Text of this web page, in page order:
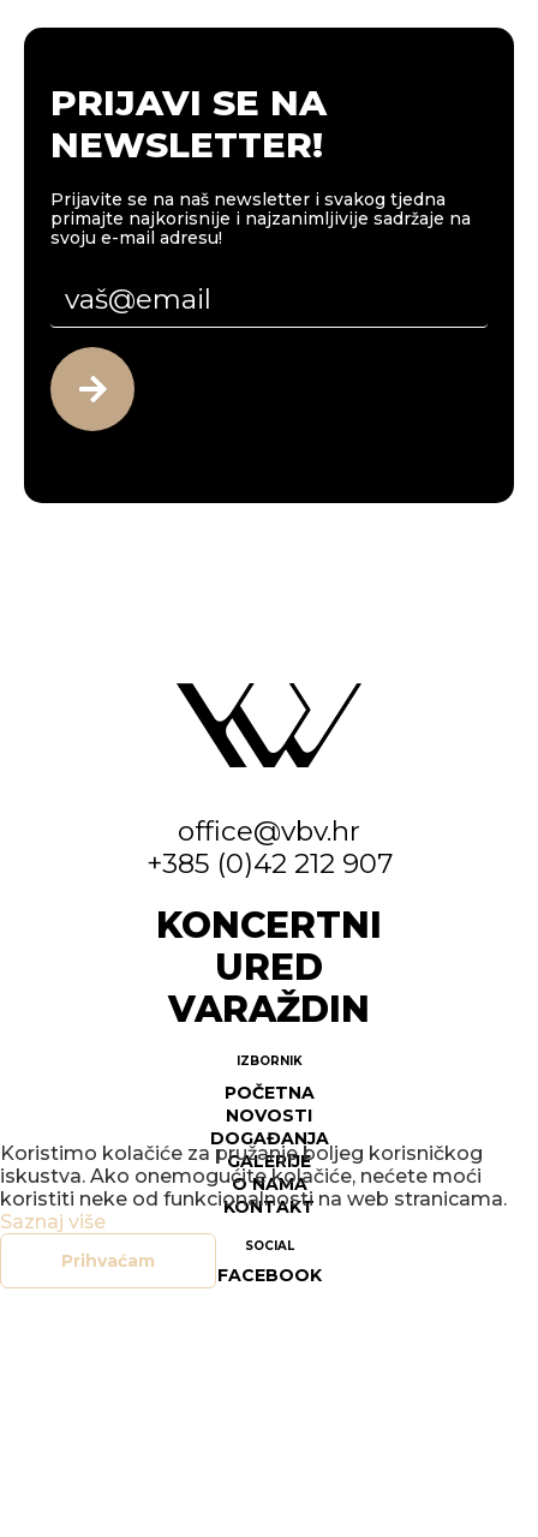
PRIJAVI SE NA
NEWSLETTER!
Prijavite se na naš newsletter i svakog tjedna
primajte najkorisnije i najzanimljivije sadržaje na
svoju e-mail adresu!
office@vbv.hr
+385 (0)42 212 907
KONCERTNI
URED
VARAŽDIN
IZBORNIK
POČETNA
NOVOSTI
DOGAĐANJA
GALERIJE
O NAMA
KONTAKT
SOCIAL
FACEBOOK
Koristimo kolačiće za pružanje boljeg korisničkog
iskustva. Ako onemogućite kolačiće, nećete moći
koristiti neke od funkcionalnosti na web stranicama.
Saznaj više
Prihvaćam